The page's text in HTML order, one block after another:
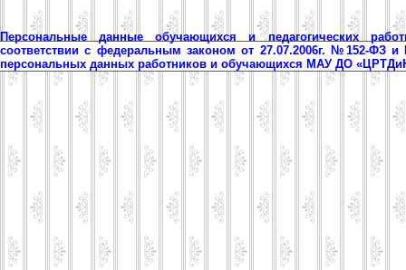
Персональные данные обучающихся и педагогических
соответствии с федеральным законом от 27.07.2006г. №152-ФЗ
персональных данных работников и обучающихся МАУ ДО